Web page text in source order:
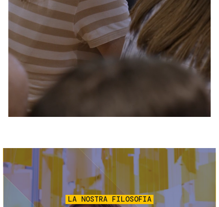
Servizi e accessibilità
Contatti
FAQ
Biglietti
Immagine
LA NOSTRA FILOSOFIA